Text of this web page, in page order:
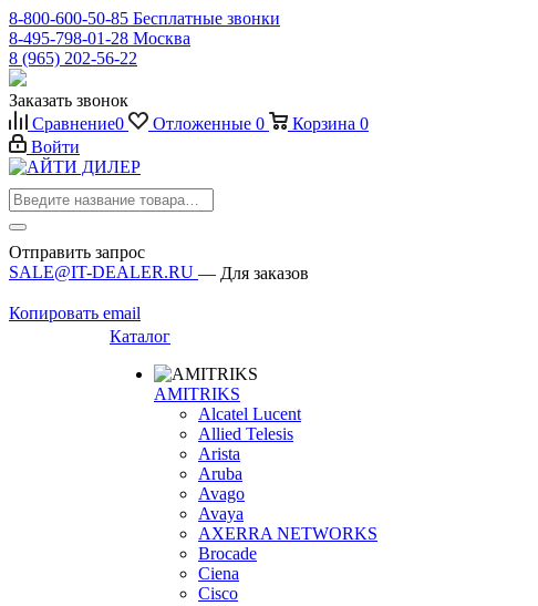
8-800-600-50-85 Бесплатные звонки
8-495-798-01-28 Москва
8 (965) 202-56-22
Заказать звонок
Сравнение0 Отложенные 0 Корзина 0
Войти
Отправить запрос
SALE@IT-DEALER.RU — Для заказов
Копировать email
Каталог
AMITRIKS
Alcatel Lucent
Allied Telesis
Arista
Aruba
Avago
Avaya
AXERRA NETWORKS
Brocade
Ciena
Cisco